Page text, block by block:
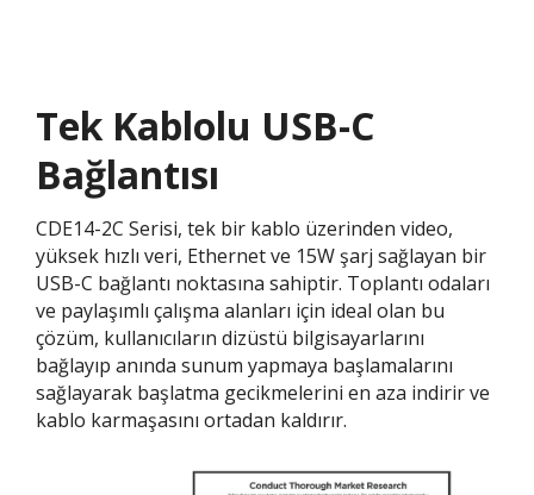
Tek Kablolu USB-C
Bağlantısı​
CDE14-2C Serisi, tek bir kablo üzerinden video,
yüksek hızlı veri, Ethernet ve 15W şarj sağlayan bir
USB-C bağlantı noktasına sahiptir. Toplantı odaları
ve paylaşımlı çalışma alanları için ideal olan bu
çözüm, kullanıcıların dizüstü bilgisayarlarını
bağlayıp anında sunum yapmaya başlamalarını
sağlayarak başlatma gecikmelerini en aza indirir ve
kablo karmaşasını ortadan kaldırır.